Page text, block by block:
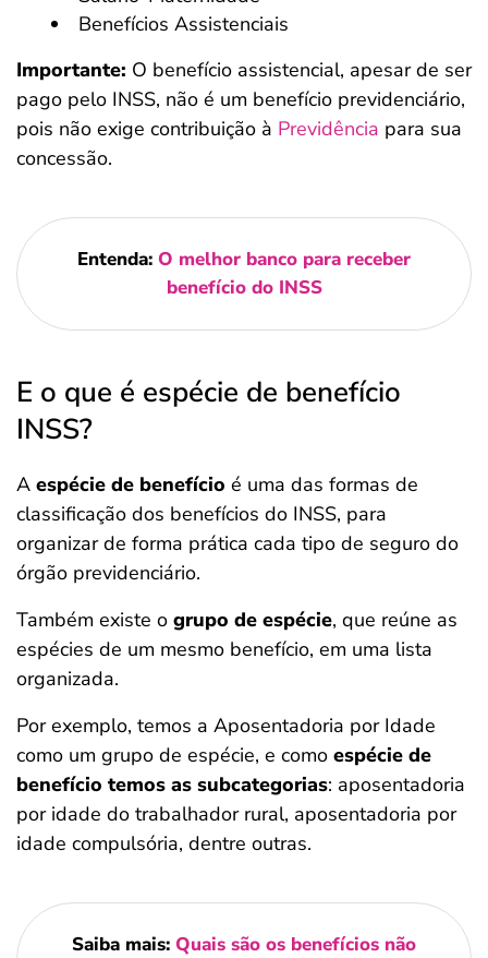
Benefícios Assistenciais
Importante: O benefício assistencial, apesar de ser
pago pelo INSS, não é um benefício previdenciário,
pois não exige contribuição à Previdência para sua
concessão.
Entenda: O melhor banco para receber
benefício do INSS
E o que é espécie de benefício
INSS?
A espécie de benefício é uma das formas de
classificação dos benefícios do INSS, para
organizar de forma prática cada tipo de seguro do
órgão previdenciário.
Também existe o grupo de espécie, que reúne as
espécies de um mesmo benefício, em uma lista
organizada.
Por exemplo, temos a Aposentadoria por Idade
como um grupo de espécie, e como espécie de
benefício temos as subcategorias: aposentadoria
por idade do trabalhador rural, aposentadoria por
idade compulsória, dentre outras.
Saiba mais: Quais são os benefícios não